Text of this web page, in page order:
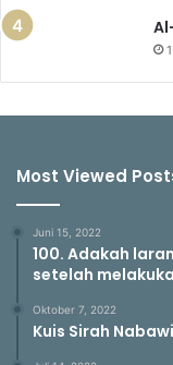
Most Viewed
Juni 15, 2022
100. Adakah
setelah
Oktober 7, 2022
Kuis Sirah